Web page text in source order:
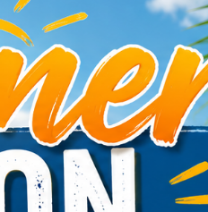
Konto erstellen
Passwort vergessen?